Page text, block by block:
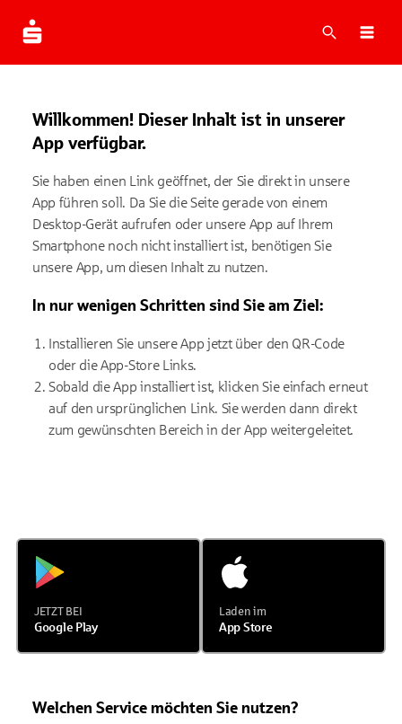
Suche
Willkommen! Dieser Inhalt ist in unserer
App verfügbar.
Sie haben einen Link geöffnet, der Sie direkt in unsere
App führen soll. Da Sie die Seite gerade von einem
Desktop-Gerät aufrufen oder unsere App auf Ihrem
Smartphone noch nicht installiert ist, benötigen Sie
unsere App, um diesen Inhalt zu nutzen.
In nur wenigen Schritten sind Sie am Ziel:
Installieren Sie unsere App jetzt über den QR-Code
oder die App-Store Links.
Sobald die App installiert ist, klicken Sie einfach erneut
auf den ursprünglichen Link. Sie werden dann direkt
zum gewünschten Bereich in der App weitergeleitet.
JETZT BEI
Google Play
Laden im
App Store
Welchen Service möchten Sie nutzen?